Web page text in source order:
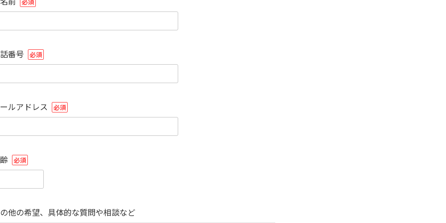
番号 必須
ルアドレス 必須
必須
他の希望、具体的な質問や相談など